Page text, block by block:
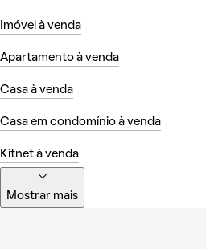
Imóvel à venda
Apartamento à venda
Casa à venda
Casa em condomínio à venda
Kitnet à venda
Mostrar mais